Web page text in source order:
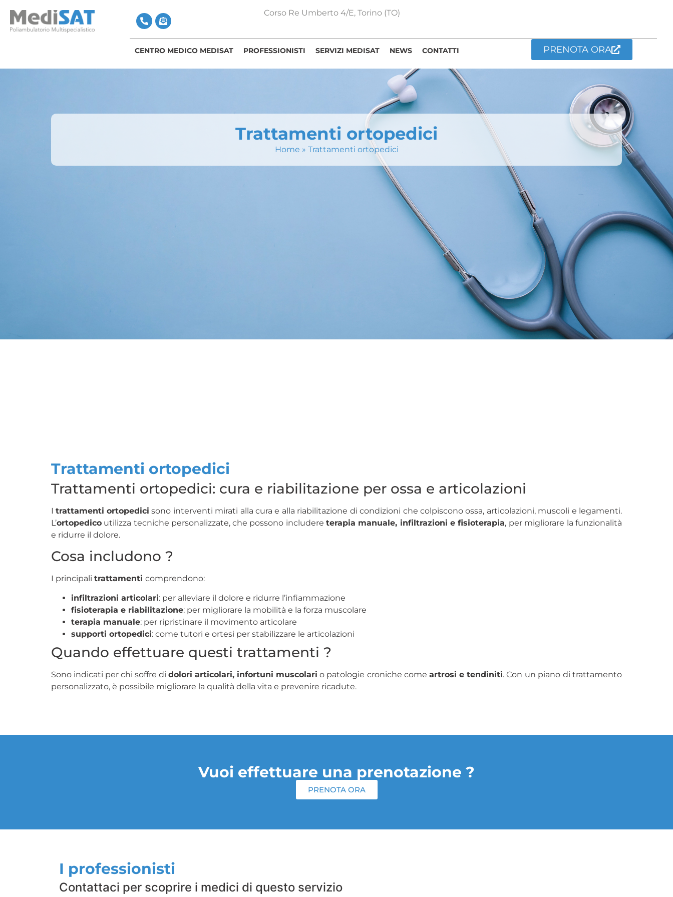
Corso Re Umberto 4/E, Torino (TO)
CENTRO MEDICO MEDISAT PROFESSIONISTI SERVIZI MEDISAT NEWS CONTATTI PRENOTA ORA
Trattamenti ortopedici
Home » Trattamenti ortopedici
Trattamenti ortopedici
Trattamenti ortopedici: cura e riabilitazione per ossa e articolazioni
I trattamenti ortopedici sono interventi mirati alla cura e alla riabilitazione di condizioni che colpiscono ossa, articolazioni, muscoli e legamenti.
L’ortopedico utilizza tecniche personalizzate, che possono includere terapia manuale, infiltrazioni e fisioterapia, per migliorare la funzionalità
e ridurre il dolore.
Cosa includono ?
I principali trattamenti comprendono:
infiltrazioni articolari: per alleviare il dolore e ridurre l’infiammazione
fisioterapia e riabilitazione: per migliorare la mobilità e la forza muscolare
terapia manuale: per ripristinare il movimento articolare
supporti ortopedici: come tutori e ortesi per stabilizzare le articolazioni
Quando effettuare questi trattamenti ?
Sono indicati per chi soffre di dolori articolari, infortuni muscolari o patologie croniche come artrosi e tendiniti. Con un piano di trattamento
personalizzato, è possibile migliorare la qualità della vita e prevenire ricadute.
Vuoi effettuare una prenotazione ?
PRENOTA ORA
I professionisti
Contattaci per scoprire i medici di questo servizio